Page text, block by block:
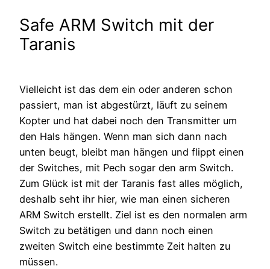
Safe ARM Switch mit der
Taranis
Vielleicht ist das dem ein oder anderen schon
passiert, man ist abgestürzt, läuft zu seinem
Kopter und hat dabei noch den Transmitter um
den Hals hängen. Wenn man sich dann nach
unten beugt, bleibt man hängen und flippt einen
der Switches, mit Pech sogar den arm Switch.
Zum Glück ist mit der Taranis fast alles möglich,
deshalb seht ihr hier, wie man einen sicheren
ARM Switch erstellt. Ziel ist es den normalen arm
Switch zu betätigen und dann noch einen
zweiten Switch eine bestimmte Zeit halten zu
müssen.